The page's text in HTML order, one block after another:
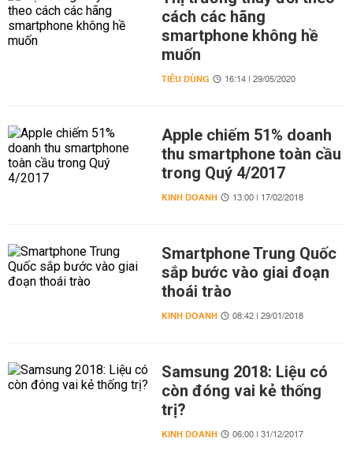
cách các hãng
smartphone không hề
muốn
TIÊU DÙNG 16:14 | 29/05/2020
Apple chiếm 51% doanh
thu smartphone toàn cầu
trong Quý 4/2017
KINH DOANH 13:00 | 17/02/2018
Smartphone Trung Quốc
sắp bước vào giai đoạn
thoái trào
KINH DOANH 08:42 | 29/01/2018
Samsung 2018: Liệu có
còn đóng vai kẻ thống
trị?
KINH DOANH 06:00 | 31/12/2017